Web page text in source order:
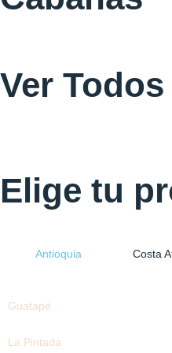
Ver Todos
Elige tu
Antioquia Costa
Guatapé
La Pintada